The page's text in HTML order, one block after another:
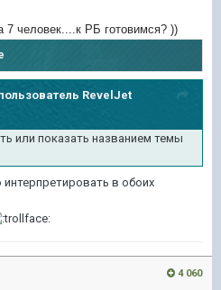
7 человек....к РБ готовимся? ))
RevelJet
или показать названием темы
в обоих
4 060